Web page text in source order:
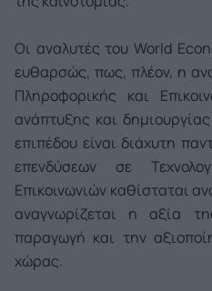
Οι αναλυτές του World
ευθαρσώς, πως, πλέον, η
Πληροφορικής και
ανάπτυξης και
επιπέδου είναι διάχυτη
επενδύσεων σε
Επικοινωνιών καθίσταται
αναγνωρίζεται η αξία
παραγωγή και την
χώρας.